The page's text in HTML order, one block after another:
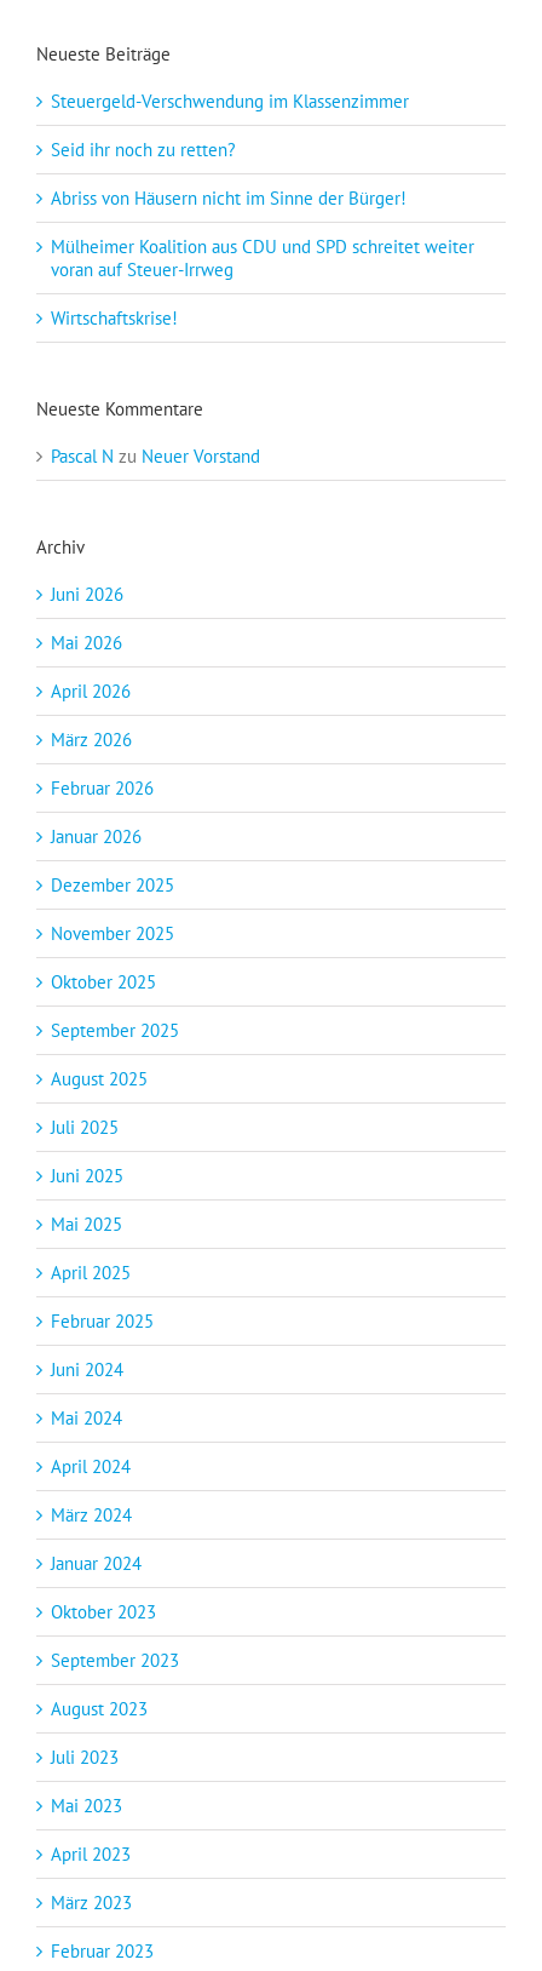
Neueste Beiträge
Steuergeld-Verschwendung im Klassenzimmer
Seid ihr noch zu retten?
Abriss von Häusern nicht im Sinne der Bürger!
Mülheimer Koalition aus CDU und SPD schreitet weiter
voran auf Steuer-Irrweg
Wirtschaftskrise!
Neueste Kommentare
Pascal N zu Neuer Vorstand
Archiv
Juni 2026
Mai 2026
April 2026
März 2026
Februar 2026
Januar 2026
Dezember 2025
November 2025
Oktober 2025
September 2025
August 2025
Juli 2025
Juni 2025
Mai 2025
April 2025
Februar 2025
Juni 2024
Mai 2024
April 2024
März 2024
Januar 2024
Oktober 2023
September 2023
August 2023
Juli 2023
Mai 2023
April 2023
März 2023
Februar 2023